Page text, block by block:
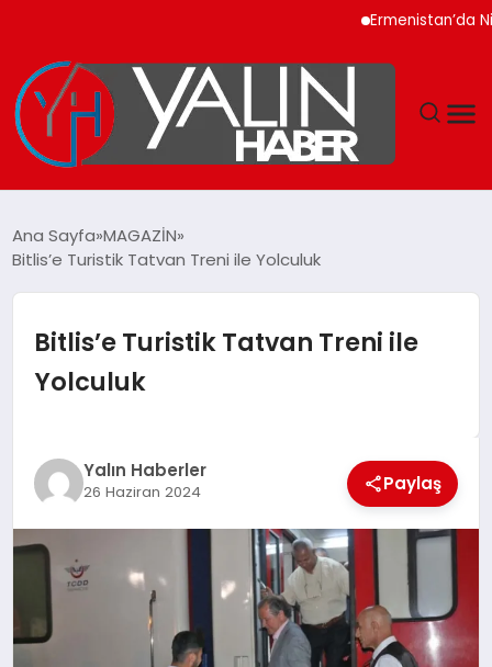
Ermenistan’da Nikol
DÜNYA
EKONOMİ
EĞİTİM
TEKNOLOJİ
MAGAZİN
Ana Sayfa MAGAZİN
Bitlis’e Turistik Tatvan Treni ile Yolculuk
Bitlis’e Turistik Tatvan Treni ile
Yolculuk
Yalın Haberler
26 Haziran 2024 Paylaş